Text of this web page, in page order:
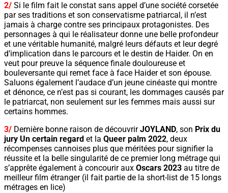
2/ Si le film fait le constat sans appel d’une société corsetée
par ses traditions et son conservatisme patriarcal, il n’est
jamais à charge contre ses principaux protagonistes. Des
personnages à qui le réalisateur donne une belle profondeur
et une véritable humanité, malgré leurs défauts et leur degré
d’implication dans le parcours et le destin de Haider. On en
veut pour preuve la séquence finale douloureuse et
bouleversante qui remet face à face Haider et son épouse.
Saluons également l’audace d’un jeune cinéaste qui montre
et dénonce, ce n’est pas si courant, les dommages causés par
le patriarcat, non seulement sur les femmes mais aussi sur
certains hommes.
3/ Dernière bonne raison de découvrirJOYLAND, son Prix du
jury Un certain regard et la Queer palm 2022, deux
récompenses cannoises plus que méritées pour signifier la
réussite et la belle singularité de ce premier long métrage qui
s’apprête également à concourir aux Oscars 2023 au titre de
meilleur film étranger (il fait partie de la short-list de 15 longs
métrages en lice)